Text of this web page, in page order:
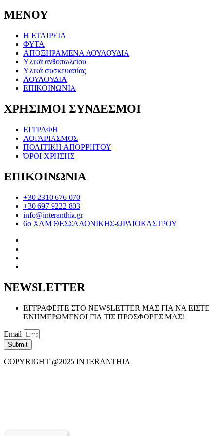
ΜΕΝΟΥ
Η ΕΤΑΙΡΕΙΑ
ΦΥΤΑ
ΑΠΟΞΗΡΑΜΕΝΑ ΛΟΥΛΟΥΔΙΑ
Υλικά ανθοπωλείου
Υλικά συσκευασίας
ΛΟΥΛΟΥΔΙΑ
ΕΠΙΚΟΙΝΩΝΙΑ
ΧΡΗΣΙΜΟΙ ΣΥΝΔΕΣΜΟΙ
ΕΓΓΡΑΦΗ
ΛΟΓΑΡΙΑΣΜΟΣ
ΠΟΛΙΤΙΚΗ ΑΠΟΡΡΗΤΟΥ
ΌΡΟΙ ΧΡΗΣΗΣ
ΕΠΙΚΟΙΝΩΝΙΑ
+30 2310 676 070
+30 697 9222 803
info@interanthia.gr
6ο ΧΛΜ ΘΕΣΣΑΛΟΝΙΚΗΣ-ΩΡΑΙΟΚΑΣΤΡΟΥ
NEWSLETTER
ΕΓΓΡΑΦΕΙΤΕ ΣΤΟ NEWSLETTER ΜΑΣ ΓΙΑ ΝΑ ΕΙΣΤΕ
ΕΝΗΜΕΡΩΜΕΝΟΙ ΓΙΑ ΤΙΣ ΠΡΟΣΦΟΡΕΣ ΜΑΣ!
Email
Submit
COPYRIGHT @2025 INTERANTHIA